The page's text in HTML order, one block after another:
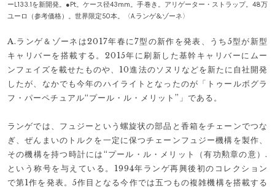
ーL133.1を新開発。●Pt。ケース径43mm。手巻き。アリゲーター・ストラップ。48万
ユーロ（参考価格）。世界限定50本。〈A.ランゲ&ゾーネ〉
A.ランゲ＆ゾーネは2017年春に7型の新作を発表、うち5型が新型
キャリバーを搭載する。2015年に刷新した基幹キャリバーにムー
ンフェイズを載せたものや、10進法のソヌリなどを新たに自社開発
したが、なかでも今年のハイライトとなったのが「トゥールボグラ
フ・パーペチュアル“プール・ル・メリット”」である。
ランゲでは、フュジーという螺旋状の部品と香箱をチェーンでつな
ぎ、ぜんまいのトルクを一定に保つチェーンフュジー機構を製作、
その機構を持つ時計には“プール・ル・メリット（有功勲章の意）.
という称号を与えている。1994年ランゲ再興後初のコレクション
で第1作を発表。5作目となる今作では五つもの複雑機構を搭載する